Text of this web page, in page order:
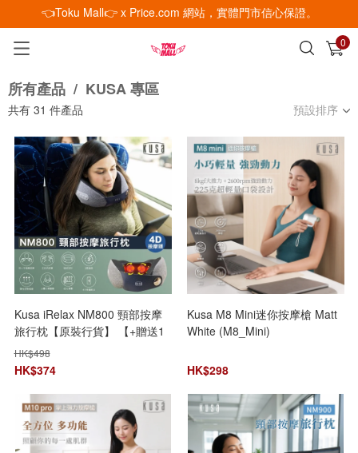
👈Toku Mall👉 x Price.com 網站，實體門市信心保證。
0
已加入購物車 查看
所有產品 / KUSA 專區
共有 31 件產品 預設排序
Kusa iRelax NM800 頸部按摩
旅行枕【原裝行貨】 【+贈送1
件 Kusa M3 納米噴霧補水器-顏
色隨機發貨】**限時購**
HK$498
HK$374
Kusa M8 Mini迷你按摩槍 Matt
White (M8_Mini)
HK$298